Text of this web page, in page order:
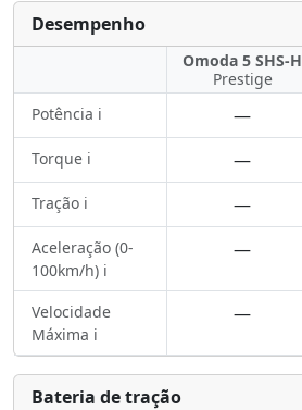
Desempenho
Omoda 5 SHS-H
Prestige
Potência ℹ️
—
Torque ℹ️ —
Tração ℹ️ —
Aceleração (0-
100km/h) ℹ️
—
Velocidade
Máxima ℹ️
—
Bateria de tração